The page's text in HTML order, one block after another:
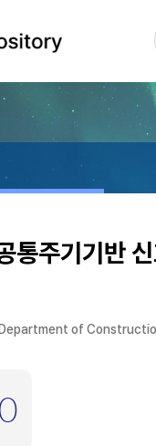
통주기기반
Department of
0